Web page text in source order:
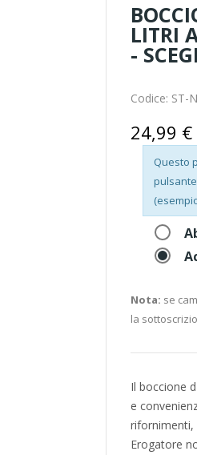
LITRI
-
Codice: ST-
24,99 €
Questo
Nota: se
la
Il boccione
e
rifornimenti,
Erogatore